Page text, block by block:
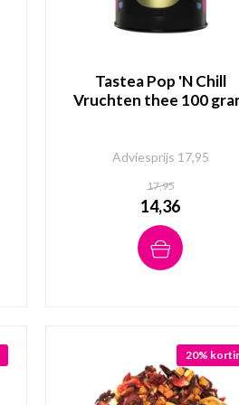
Tastea Pop 'N Chill
Vruchten thee 100
Adviesprijs 17,95
17,95
14,36
20%